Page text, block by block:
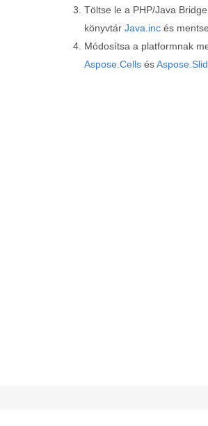
Töltse le a PHP/Java
könyvtár Java.inc és
Módosítsa a platformnak
Aspose.Cells és